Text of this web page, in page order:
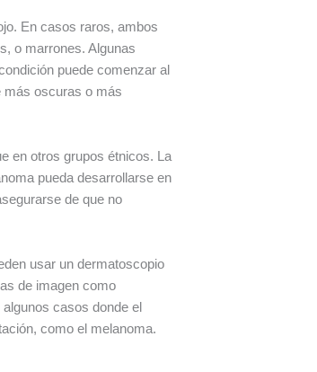
En casos raros, ambos
o marrones. Algunas
puede comenzar al
más oscuras o más
en otros grupos étnicos. La
pueda desarrollarse en
de que no
usar un dermatoscopio
de imagen como
casos donde el
como el melanoma.